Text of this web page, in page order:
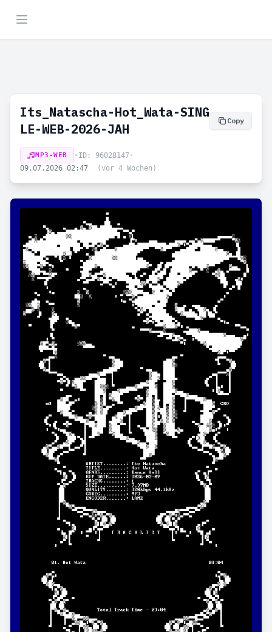
Its_Natascha-Hot_Wata-SING
LE-WEB-2026-JAH
Copy
MP3-WEB • ID: 96028147•
09.07.2026 02:47
(vor 4 Wochen)